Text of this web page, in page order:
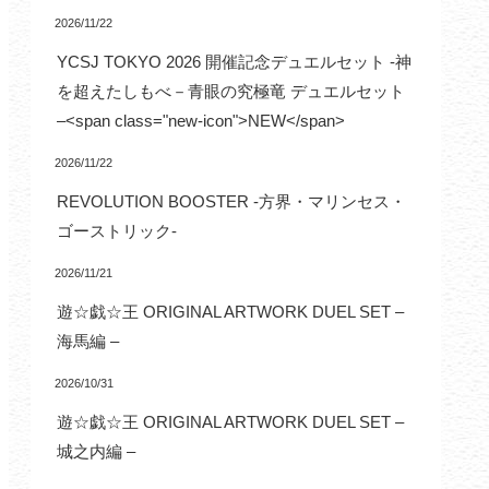
2026/11/22
YCSJ TOKYO 2026 開催記念デュエルセット -神
を超えたしもべ－青眼の究極竜 デュエルセット
–<span class="new-icon">NEW</span>
2026/11/22
REVOLUTION BOOSTER -方界・マリンセス・
ゴーストリック-
2026/11/21
遊☆戯☆王 ORIGINAL ARTWORK DUEL SET –
海馬編 –
2026/10/31
遊☆戯☆王 ORIGINAL ARTWORK DUEL SET –
城之内編 –